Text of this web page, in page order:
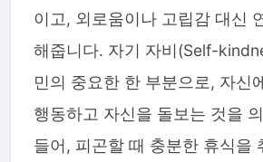
이고, 외로움이나 고립감 대신
해줍니다. 자기 자비(Self-
민의 중요한 한 부분으로, 자신
행동하고 자신을 돌보는 것을
들어, 피곤할 때 충분한 휴식을